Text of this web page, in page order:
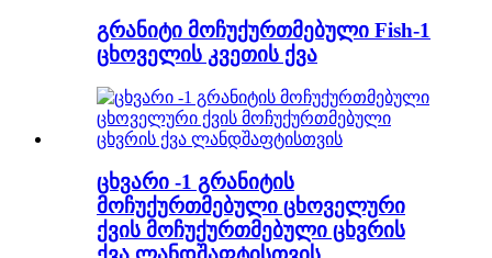
გრანიტი მოჩუქურთმებული Fish-1
ცხოველის კვეთის ქვა
ცხვარი -1 გრანიტის
მოჩუქურთმებული ცხოველური
ქვის მოჩუქურთმებული ცხვრის